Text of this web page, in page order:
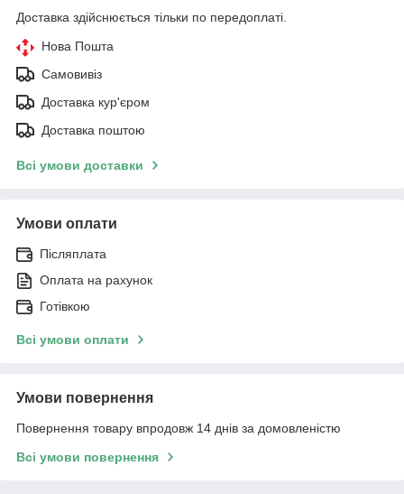
Доставка здійснюється тільки по передоплаті.
Нова Пошта
Самовивіз
Доставка кур'єром
Доставка поштою
Всі умови доставки
Умови оплати
Післяплата
Оплата на рахунок
Готівкою
Всі умови оплати
Умови повернення
Повернення товару впродовж 14 днів за домовленістю
Всі умови повернення